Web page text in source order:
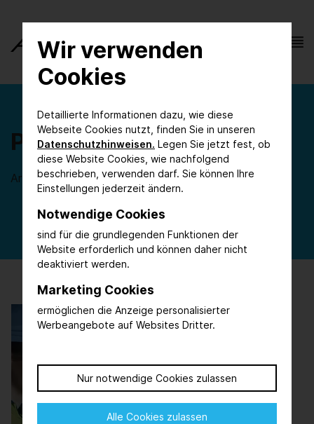
Wir verwenden
Cookies
Detaillierte Informationen dazu, wie diese
Webseite Cookies nutzt, finden Sie in unseren
Datenschutzhinweisen. Legen Sie jetzt fest, ob
diese Website Cookies, wie nachfolgend
beschrieben, verwenden darf. Sie können Ihre
Einstellungen jederzeit ändern.
Notwendige Cookies
sind für die grundlegenden Funktionen der
Website erforderlich und können daher nicht
deaktiviert werden.
Marketing Cookies
ermöglichen die Anzeige personalisierter
Werbeangebote auf Websites Dritter.
Nur notwendige Cookies zulassen
Alle Cookies zulassen
Process Innovation
Artikelübersicht